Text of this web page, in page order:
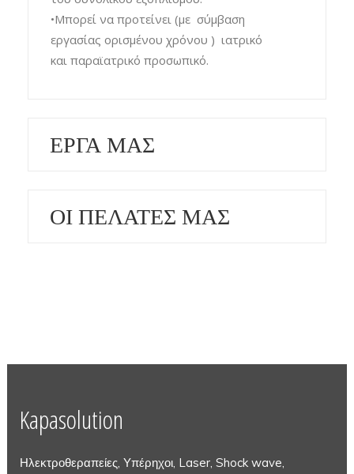
•Μπορεί να προτείνει (με σύμβαση
εργασίας ορισμένου χρόνου ) ιατρικό
και παραϊατρικό προσωπικό.
ΕΡΓΑ ΜΑΣ
ΟΙ ΠΕΛΑΤΕΣ ΜΑΣ
Kapasolution
Ηλεκτροθεραπείες, Υπέρηχοι, Laser, Shock wave,